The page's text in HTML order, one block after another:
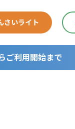
さいライト
ご利用開始まで